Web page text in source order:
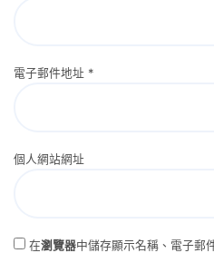
電子郵件地址 *
個人網站網址
在瀏覽器中儲存顯示名稱、電子郵